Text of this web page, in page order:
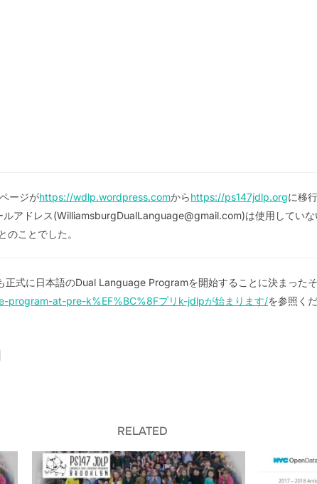
ージがhttps://wdlp.wordpress.comからhttps://ps147jdlp.orgに移
ルアドレス(WilliamsburgDualLanguage@gmail.com)は使用してい
ことでした。
式に日本語のDual Language Programを開始することに決まったそ
at-pre-k%EF%BC%8Fプリk-jdlpが始まります/を参照くだ
RELATED